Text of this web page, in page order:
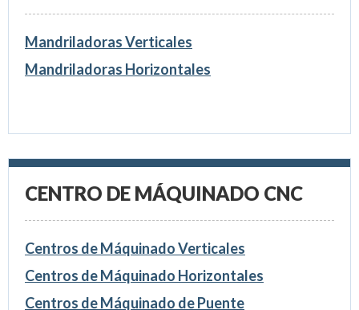
Mandriladoras Verticales
Mandriladoras Horizontales
CENTRO DE MÁQUINADO CNC
Centros de Máquinado Verticales
Centros de Máquinado Horizontales
Centros de Máquinado de Puente